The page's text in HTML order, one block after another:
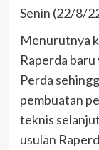
Senin (22/8/
Menurutnya
Raperda
Perda
pembuatan
teknis
usulan